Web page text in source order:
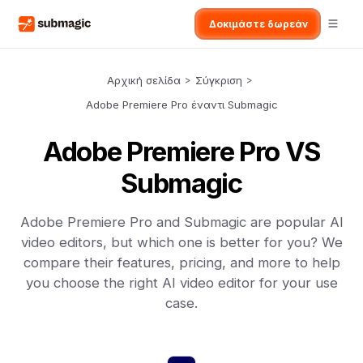
Δοκιμάστε δωρεάν
Αρχική σελίδα > Σύγκριση >
Adobe Premiere Pro έναντι Submagic
Adobe Premiere Pro VS
Submagic
Adobe Premiere Pro and Submagic are popular AI
video editors, but which one is better for you? We
compare their features, pricing, and more to help
you choose the right AI video editor for your use
case.